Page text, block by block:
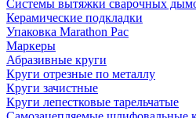
Системы вытяжки сварочных
Керамические подкладки
Упаковка Marathon Pac
Маркеры
Абразивные круги
Круги отрезные по металлу
Круги зачистные
Круги лепестковые тарельчатые